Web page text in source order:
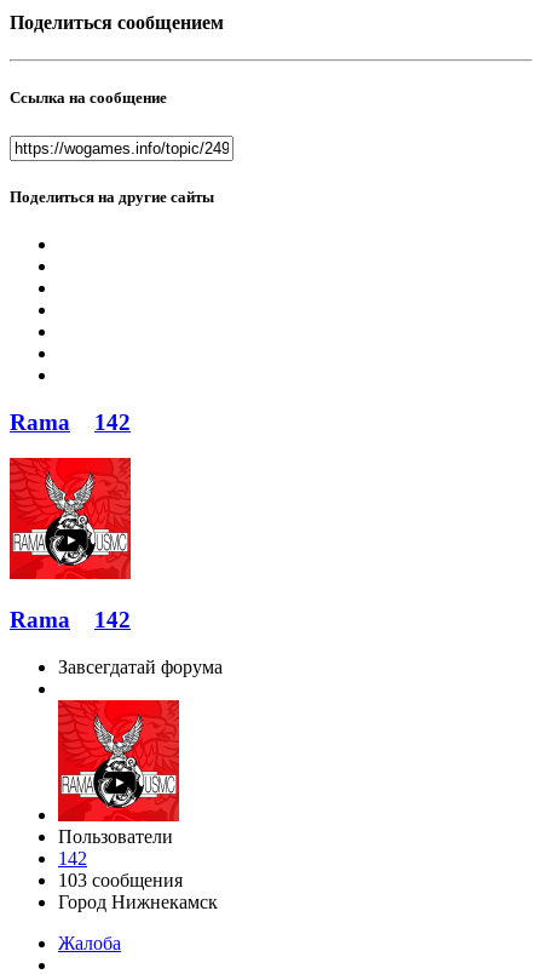
Поделиться сообщением
Ссылка на сообщение
Поделиться на другие сайты
Rama 142
Rama 142
Завсегдатай форума
Пользователи
142
103 сообщения
Город Нижнекамск
Жалоба